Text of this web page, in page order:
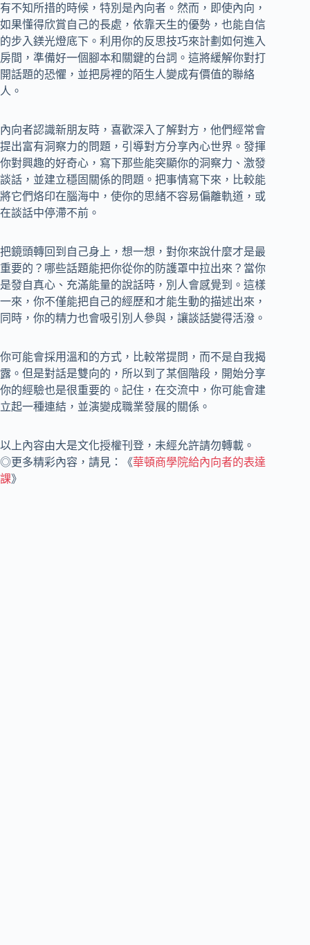
有不知所措的時候，特別是內向者。然而，即使內向，
如果懂得欣賞自己的長處，依靠天生的優勢，也能自信
的步入鎂光燈底下。利用你的反思技巧來計劃如何進入
房間，準備好一個腳本和關鍵的台詞。這將緩解你對打
開話題的恐懼，並把房裡的陌生人變成有價值的聯絡
人。
內向者認識新朋友時，喜歡深入了解對方，他們經常會
提出富有洞察力的問題，引導對方分享內心世界。發揮
你對興趣的好奇心，寫下那些能突顯你的洞察力、激發
談話，並建立穩固關係的問題。把事情寫下來，比較能
將它們烙印在腦海中，使你的思緒不容易偏離軌道，或
在談話中停滯不前。
把鏡頭轉回到自己身上，想一想，對你來說什麼才是最
重要的？哪些話題能把你從你的防護罩中拉出來？當你
是發自真心、充滿能量的說話時，別人會感覺到。這樣
一來，你不僅能把自己的經歷和才能生動的描述出來，
同時，你的精力也會吸引別人參與，讓談話變得活潑。
你可能會採用溫和的方式，比較常提問，而不是自我揭
露。但是對話是雙向的，所以到了某個階段，開始分享
你的經驗也是很重要的。記住，在交流中，你可能會建
立起一種連結，並演變成職業發展的關係。
以上內容由大是文化授權刊登，未經允許請勿轉載。
◎更多精彩內容，請見：《華頓商學院給內向者的表達
課》